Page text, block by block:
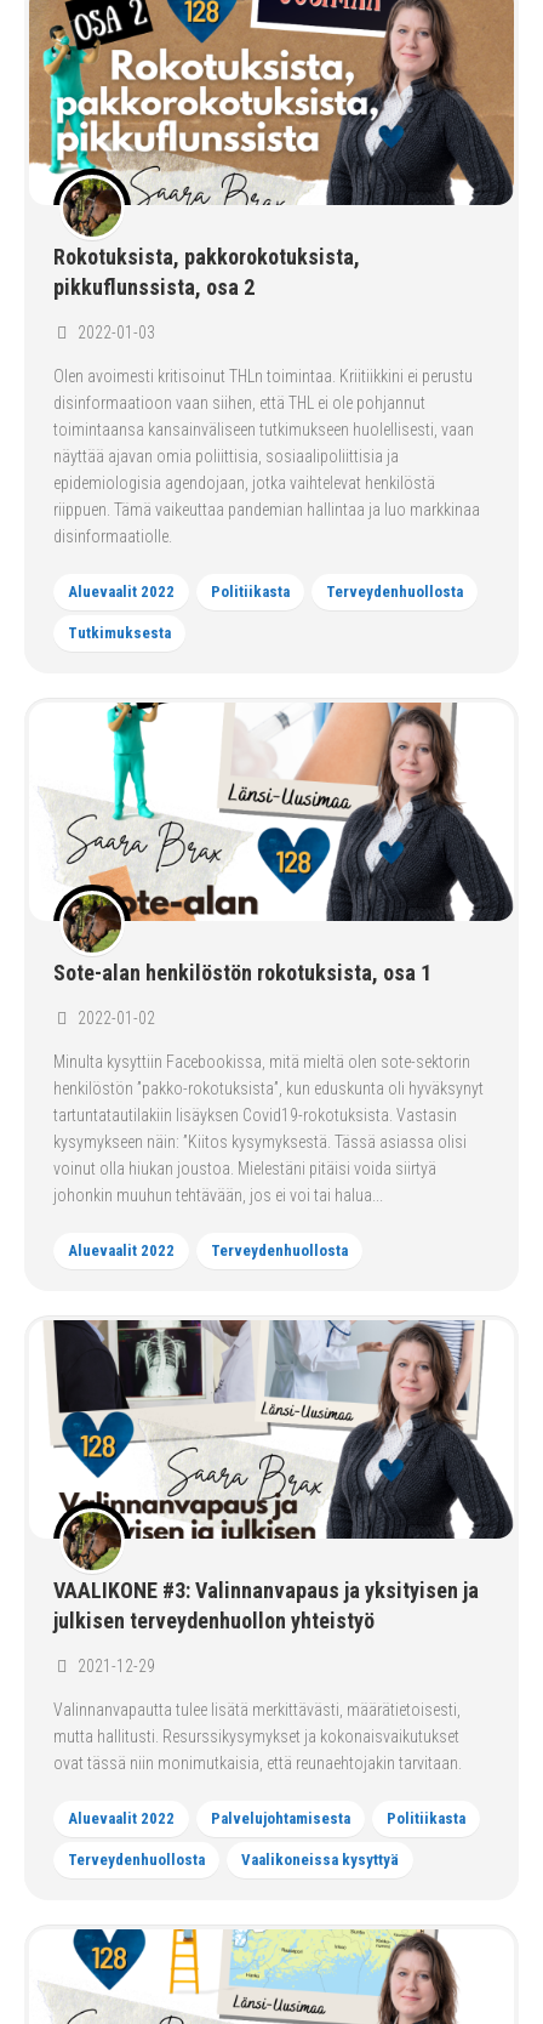
Rokotuksista, pakkorokotuksista,
pikkuflunssista, osa 2
2022-01-03
Olen avoimesti kritisoinut THLn toimintaa. Kriitiikkini ei perustu
disinformaatioon vaan siihen, että THL ei ole pohjannut
toimintaansa kansainväliseen tutkimukseen huolellisesti, vaan
näyttää ajavan omia poliittisia, sosiaalipoliittisia ja
epidemiologisia agendojaan, jotka vaihtelevat henkilöstä
riippuen. Tämä vaikeuttaa pandemian hallintaa ja luo markkinaa
disinformaatiolle.
Aluevaalit 2022 Politiikasta Terveydenhuollosta
Tutkimuksesta
Sote-alan henkilöstön rokotuksista, osa 1
2022-01-02
Minulta kysyttiin Facebookissa, mitä mieltä olen sote-sektorin
henkilöstön ”pakko-rokotuksista”, kun eduskunta oli hyväksynyt
tartuntatautilakiin lisäyksen Covid19-rokotuksista. Vastasin
kysymykseen näin: ”Kiitos kysymyksestä. Tässä asiassa olisi
voinut olla hiukan joustoa. Mielestäni pitäisi voida siirtyä
johonkin muuhun tehtävään, jos ei voi tai halua...
Aluevaalit 2022 Terveydenhuollosta
VAALIKONE #3: Valinnanvapaus ja yksityisen ja
julkisen terveydenhuollon yhteistyö
2021-12-29
Valinnanvapautta tulee lisätä merkittävästi, määrätietoisesti,
mutta hallitusti. Resurssikysymykset ja kokonaisvaikutukset
ovat tässä niin monimutkaisia, että reunaehtojakin tarvitaan.
Aluevaalit 2022 Palvelujohtamisesta Politiikasta
Terveydenhuollosta Vaalikoneissa kysyttyä